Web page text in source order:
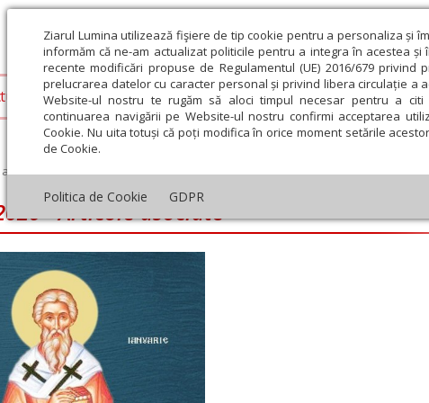
Ziarul Lumina utilizează fişiere de tip cookie pentru a personaliza și
informăm că ne-am actualizat politicile pentru a integra în acestea
recente modificări propuse de Regulamentul (UE) 2016/679
prelucrarea datelor cu caracter personal și privind libera circulație a
Website-ul nostru te rugăm să aloci timpul necesar pentru a
continuarea navigării pe Website-ul nostru confirmi acceptarea
Cookie. Nu uita totuși că poți modifica în orice moment setările
de Cookie.
Politica de Cookie GDPR
religioasă Teologie și spiritualitate Educaţie și
aprilie 2020 - Articole asociate
- Articole asociate
Decembrie Ianuarie